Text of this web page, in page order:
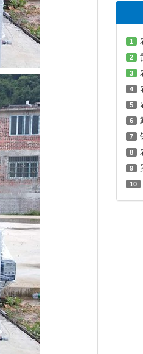
1
2
3
4
5
6
7
8
9
10